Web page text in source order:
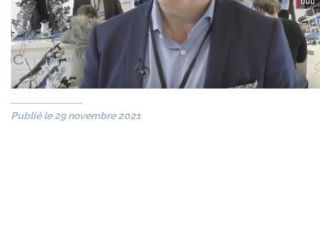
Publié le 29 novembre 2021